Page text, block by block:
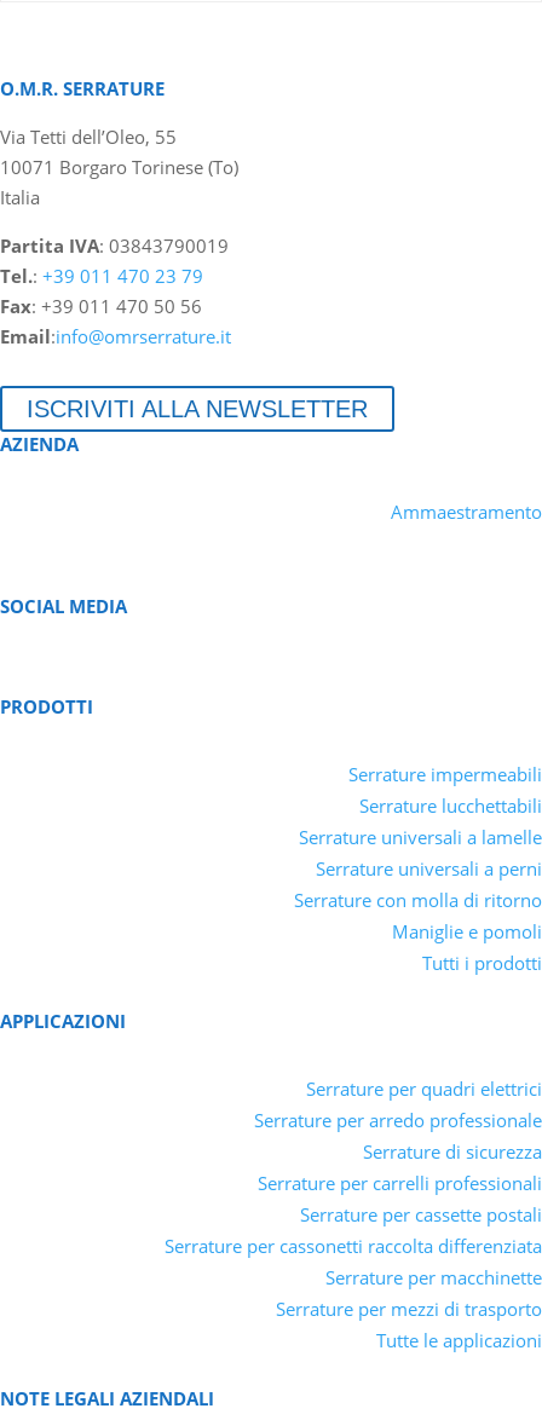
O.M.R. SERRATURE
Via Tetti dell’Oleo, 55
10071 Borgaro Torinese (To)
Italia
Partita IVA: 03843790019
Tel.: +39 011 470 23 79
Fax: +39 011 470 50 56
Email:info@omrserrature.it
ISCRIVITI ALLA NEWSLETTER
AZIENDA
Ammaestramento
SOCIAL MEDIA
PRODOTTI
Serrature impermeabili
Serrature lucchettabili
Serrature universali a lamelle
Serrature universali a perni
Serrature con molla di ritorno
Maniglie e pomoli
Tutti i prodotti
APPLICAZIONI
Serrature per quadri elettrici
Serrature per arredo professionale
Serrature di sicurezza
Serrature per carrelli professionali
Serrature per cassette postali
Serrature per cassonetti raccolta differenziata
Serrature per macchinette
Serrature per mezzi di trasporto
Tutte le applicazioni
NOTE LEGALI AZIENDALI